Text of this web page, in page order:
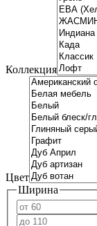
Коллекция
Цвет
Ширина